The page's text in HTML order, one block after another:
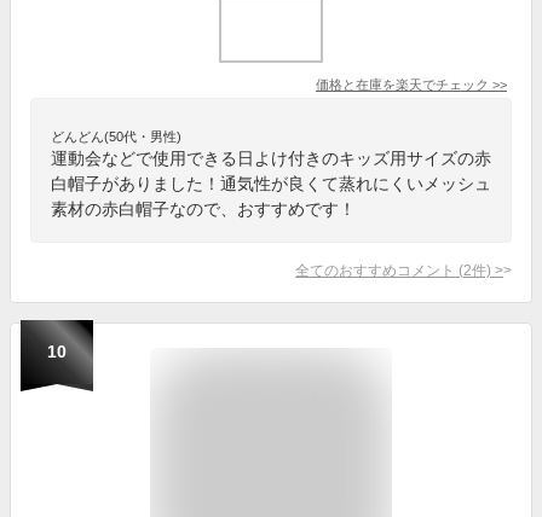
価格と在庫を楽天でチェック >>
どんどん(50代・男性)
運動会などで使用できる日よけ付きのキッズ用サイズの赤
白帽子がありました！通気性が良くて蒸れにくいメッシュ
素材の赤白帽子なので、おすすめです！
全てのおすすめコメント (2件) >
10